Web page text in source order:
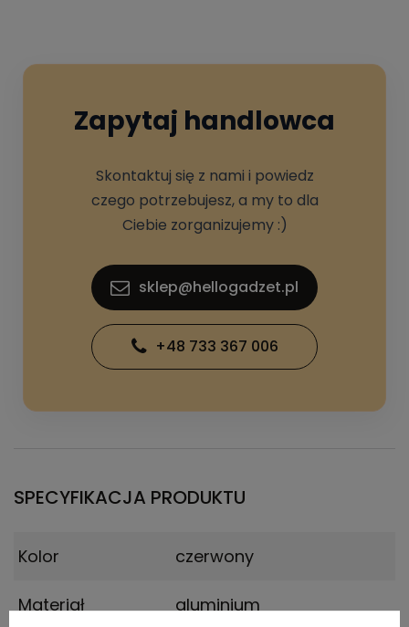
Zapytaj handlowca
Skontaktuj się z nami i powiedz
czego potrzebujesz, a my to dla
Ciebie zorganizujemy :)
sklep@hellogadzet.pl
+48 733 367 006
SPECYFIKACJA PRODUKTU
Kolor czerwony
Materiał aluminium